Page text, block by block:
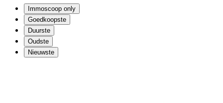
Immoscoop only
Goedkoopste
Duurste
Oudste
Nieuwste